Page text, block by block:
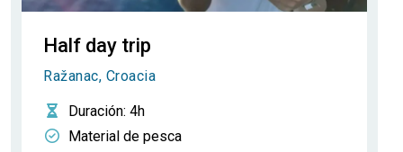
Half day trip
Ražanac, Croacia
Duración: 4h
Material de pesca